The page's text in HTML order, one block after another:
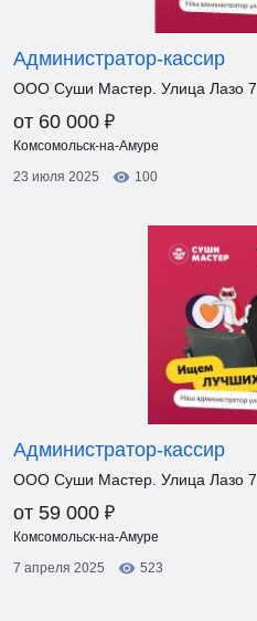
Администратор-кассир
ООО Суши Мастер. Улица Лазо 7
от 60 000 ₽
Комсомольск-на-Амуре
23 июля 2025
100
Администратор-кассир
ООО Суши Мастер. Улица Лазо 7
от 59 000 ₽
Комсомольск-на-Амуре
7 апреля 2025
523